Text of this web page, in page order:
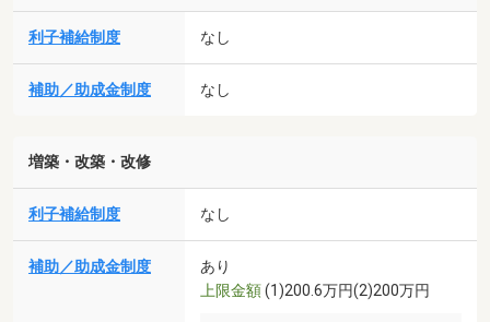
利子補給制度 なし
補助／助成金制度 なし
増築・改築・改修
利子補給制度 なし
補助／助成金制度
あり
上限金額(1)200.6万円(2)200万円